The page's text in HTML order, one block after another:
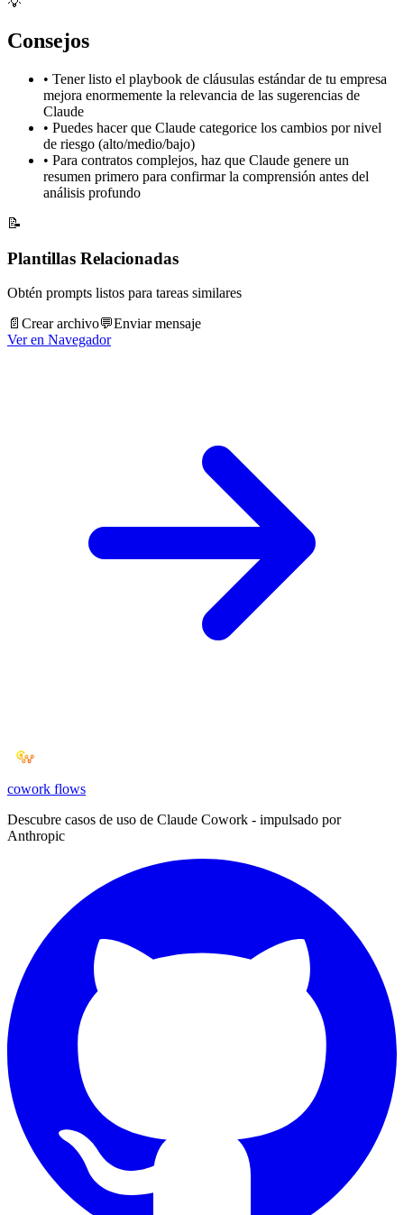
Consejos
• Tener listo el playbook de cláusulas estándar de tu empresa
mejora enormemente la relevancia de las sugerencias de
Claude
• Puedes hacer que Claude categorice los cambios por nivel
de riesgo (alto/medio/bajo)
• Para contratos complejos, haz que Claude genere un
resumen primero para confirmar la comprensión antes del
análisis profundo
📝
Plantillas Relacionadas
Obtén prompts listos para tareas similares
📄 Crear archivo💬Enviar mensaje
Ver en Navegador
cowork flows
Descubre casos de uso de Claude Cowork - impulsado por
Anthropic